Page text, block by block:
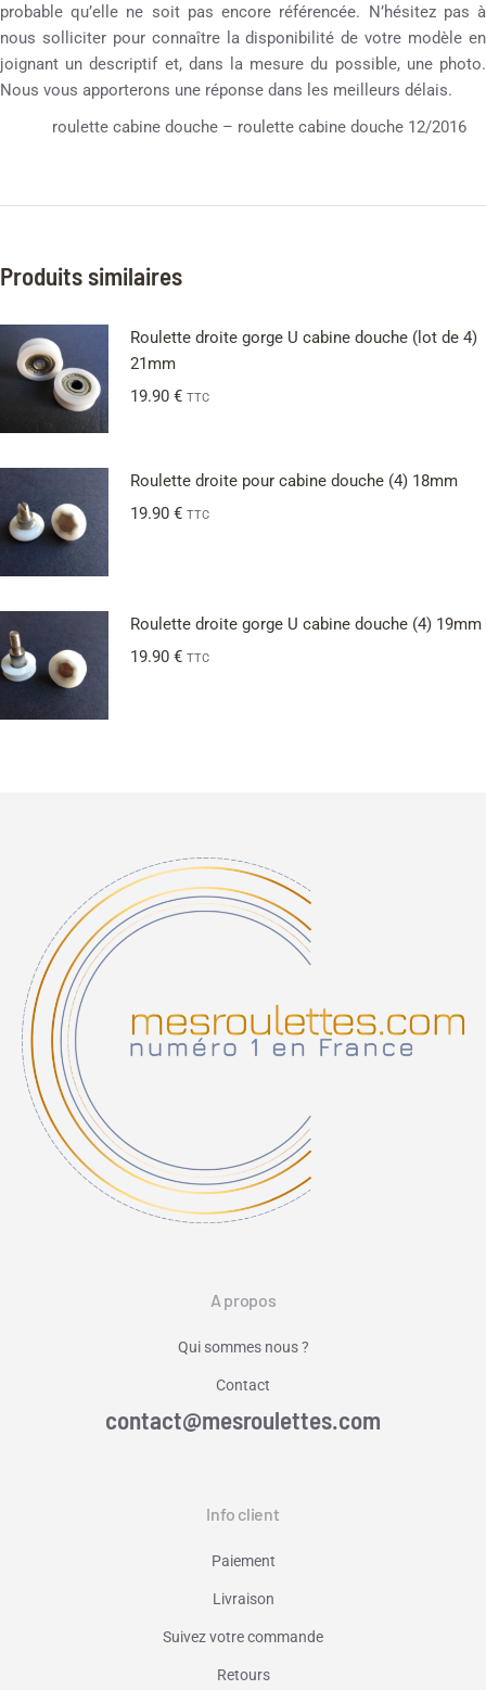
probable qu’elle ne soit pas encore référencée. N’hésitez pas à
nous solliciter pour connaître la disponibilité de votre modèle en
joignant un descriptif et, dans la mesure du possible, une photo.
Nous vous apporterons une réponse dans les meilleurs délais.
roulette cabine douche – roulette cabine douche 12/2016
Produits similaires
Roulette droite gorge U cabine douche (lot de 4)
21mm
19.90 € TTC
Roulette droite pour cabine douche (4) 18mm
19.90 € TTC
Roulette droite gorge U cabine douche (4) 19mm
19.90 € TTC
A propos
Qui sommes nous ?
Contact
contact@mesroulettes.com
Info client
Paiement
Livraison
Suivez votre commande
Retours